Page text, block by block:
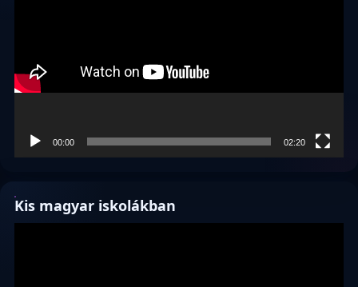
00:00 02:20
Kis magyar iskolákban